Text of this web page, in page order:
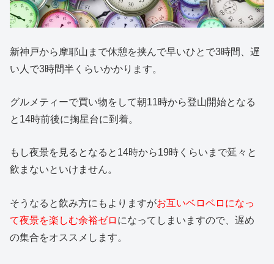
新神戸から摩耶山まで休憩を挟んで早いひとで3時間、遅
い人で3時間半くらいかかります。
グルメティーで買い物をして朝11時から登山開始となる
と14時前後に掬星台に到着。
もし夜景を見るとなると14時から19時くらいまで延々と
飲まないといけません。
そうなると飲み方にもよりますがお互いベロベロになっ
て夜景を楽しむ余裕ゼロ になってしまいますので、遅め
の集合をオススメします。